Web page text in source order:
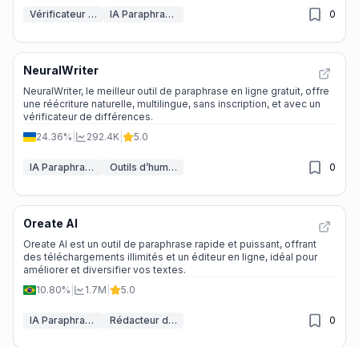
Vérificateur de grammaire IA IA Paraphraseur 0
NeuralWriter
NeuralWriter, le meilleur outil de paraphrase en ligne gratuit, offre
une réécriture naturelle, multilingue, sans inscription, et avec un
vérificateur de différences.
24.36%
292.4K 5.0
IA Paraphraseur Outils d’humanisation de texte par IA 0
Oreate AI
Oreate AI est un outil de paraphrase rapide et puissant, offrant
des téléchargements illimités et un éditeur en ligne, idéal pour
améliorer et diversifier vos textes.
10.80%
1.7M 5.0
IA Paraphraseur Rédacteur d'essais IA 0